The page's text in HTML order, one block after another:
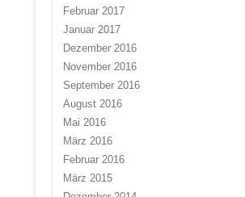
Februar 2017
Januar 2017
Dezember 2016
November 2016
September 2016
August 2016
Mai 2016
März 2016
Februar 2016
März 2015